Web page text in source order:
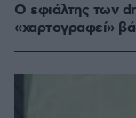
Ο εφιάλτης των
«χαρτογραφεί»